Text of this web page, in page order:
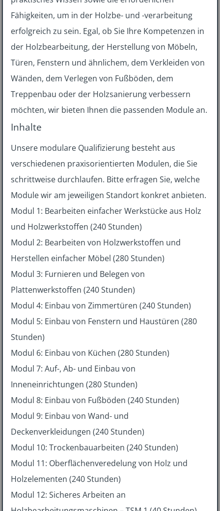
Fähigkeiten, um in der Holzbe- und -verarbeitung
erfolgreich zu sein. Egal, ob Sie Ihre Kompetenzen in
der Holzbearbeitung, der Herstellung von Möbeln,
Türen, Fenstern und ähnlichem, dem Verkleiden von
Wänden, dem Verlegen von Fußböden, dem
Treppenbau oder der Holzsanierung verbessern
möchten, wir bieten Ihnen die passenden Module an.
Inhalte
Unsere modulare Qualifizierung besteht aus
verschiedenen praxisorientierten Modulen, die Sie
schrittweise durchlaufen. Bitte erfragen Sie, welche
Module wir am jeweiligen Standort konkret anbieten.
Modul 1: Bearbeiten einfacher Werkstücke aus Holz
und Holzwerkstoffen (240 Stunden)
Modul 2: Bearbeiten von Holzwerkstoffen und
Herstellen einfacher Möbel (280 Stunden)
Modul 3: Furnieren und Belegen von
Plattenwerkstoffen (240 Stunden)
Modul 4: Einbau von Zimmertüren (240 Stunden)
Modul 5: Einbau von Fenstern und Haustüren (280
Stunden)
Modul 6: Einbau von Küchen (280 Stunden)
Modul 7: Auf-, Ab- und Einbau von
Inneneinrichtungen (280 Stunden)
Modul 8: Einbau von Fußböden (240 Stunden)
Modul 9: Einbau von Wand- und
Deckenverkleidungen (240 Stunden)
Modul 10: Trockenbauarbeiten (240 Stunden)
Modul 11: Oberflächenveredelung von Holz und
Holzelementen (240 Stunden)
Modul 12: Sicheres Arbeiten an